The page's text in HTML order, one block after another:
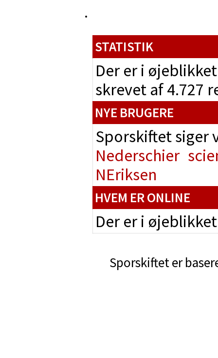
STATISTIK
Der er i
skrevet af 4.727
NYE BRUGERE
Sporskiftet
Nederschier
NEriksen
HVEM ER ONLINE
Der er i
Sporskiftet er